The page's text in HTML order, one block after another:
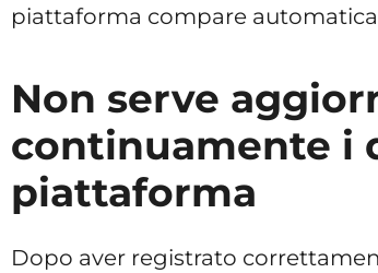
piattaforma compare
Non serve
continuamente i
piattaforma
Dopo aver registrato